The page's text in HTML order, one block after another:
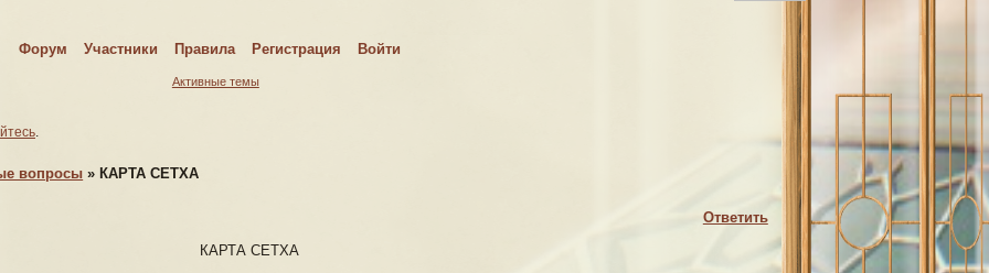
Форум Участники Правила Регистрация Войти
Активные темы
Приют – понятие круглосуточное…
ибо Приют Странника – не просто психиатрический санаторий, но и полигон пришельцев,
вопросы » КАРТА СЕТХА
КАРТА СЕТХА
Ответить